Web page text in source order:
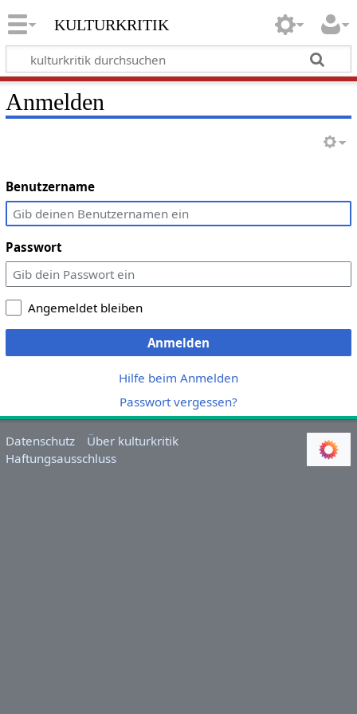
kulturkritik
Anmelden
Benutzername
Passwort
Angemeldet bleiben
Anmelden
Hilfe beim Anmelden
Passwort vergessen?
Datenschutz
Über kulturkritik
Haftungsausschluss